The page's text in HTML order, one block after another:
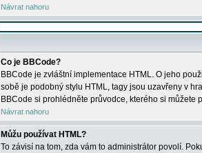
Návrat nahoru
Co je BBCode?
BBCode je zvláštní implementace HTML. O jeho
sobě je podobný stylu HTML, tagy jsou uzavřeny v
BBCode si prohlédněte průvodce, kterého si můžete
Návrat nahoru
Můžu používat HTML?
To závisí na tom, zda vám to administrátor povolí.